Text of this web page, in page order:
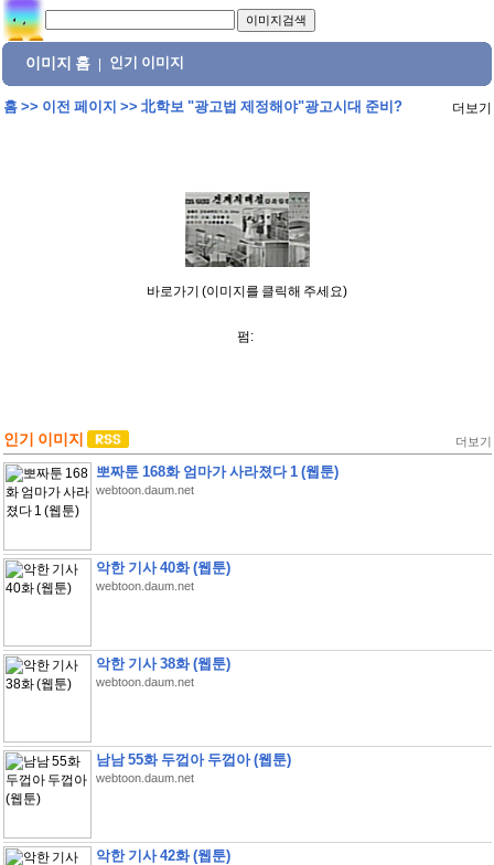
이미지 홈 인기 이미지
홈>> 이전 페이지 >> 北학보 "광고법 제정해야"광고시대 준비? 더보기
바로가기 (이미지를 클릭해 주세요)
펌:
인기 이미지 더보기
뽀짜툰 168화 엄마가 사라졌다 1 (웹툰)
webtoon.daum.net
악한 기사 40화 (웹툰)
webtoon.daum.net
악한 기사 38화 (웹툰)
webtoon.daum.net
남남 55화 두껍아 두껍아 (웹툰)
webtoon.daum.net
악한 기사 42화 (웹툰)